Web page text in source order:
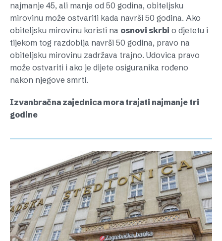
najmanje 45, ali manje od 50 godina, obiteljsku
mirovinu može ostvariti kada navrši 50 godina. Ako
obiteljsku mirovinu koristi na osnovi skrbi o djetetu i
tijekom tog razdoblja navrši 50 godina, pravo na
obiteljsku mirovinu zadržava trajno. Udovica pravo
može ostvariti i ako je dijete osiguranika rođeno
nakon njegove smrti.
Izvanbračna zajednica mora trajati najmanje tri
godine